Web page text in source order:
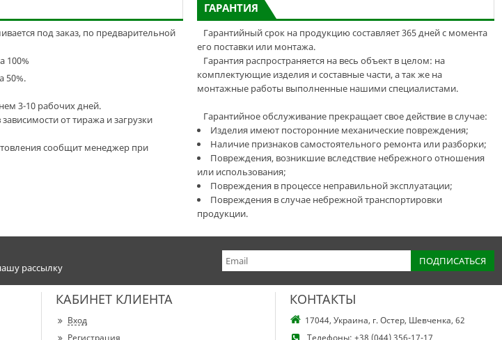
под заказ, по предварительной
100%
50%.
3-10 рабочих дней.
от тиража и загрузки
сообщит менеджер при
ГАРАНТИЯ
Гарантийный срок на продукцию составляет 365 дней с момента
его поставки или монтажа.
Гарантия распространяется на весь объект в целом: на
комплектующие изделия и составные части, а так же на
монтажные работы выполненные нашими специалистами.
Гарантийное обслуживание прекращает свое действие в случае:
Изделия имеют посторонние механические повреждения;
Наличие признаков самостоятельного ремонта или разборки;
Повреждения, возникшие вследствие небрежного отношения
или использования;
Повреждения в процессе неправильной эксплуатации;
Повреждения в случае небрежной транспортировки
продукции.
рассылку
КАБИНЕТ КЛИЕНТА
Вход
Регистрация
КОНТАКТЫ
17044, Украина, г. Остер, Шевченка, 62
Телефоны: +38 (044) 356-17-17